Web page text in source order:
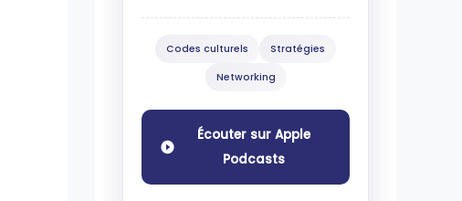
Codes culturels Stratégies
Networking
Écouter sur Apple
Podcasts